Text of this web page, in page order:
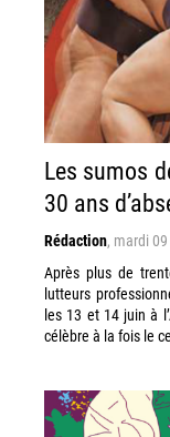
Les sumos
30 ans
Rédaction, mardi
Après plus de
lutteurs
les 13 et 14 juin à
célèbre à la fois le